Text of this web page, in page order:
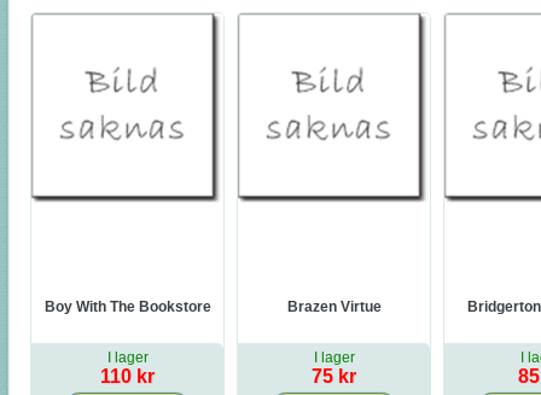
Boy With The Bookstore
I lager
110 kr
Brazen Virtue
I lager
75 kr
I